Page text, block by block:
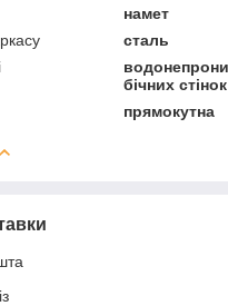
намет
сталь
бічних стінок
прямокутна